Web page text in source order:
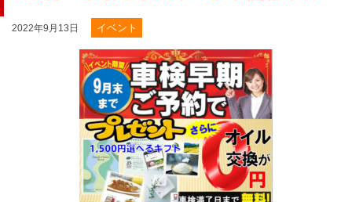
2022年9月13日 イベント